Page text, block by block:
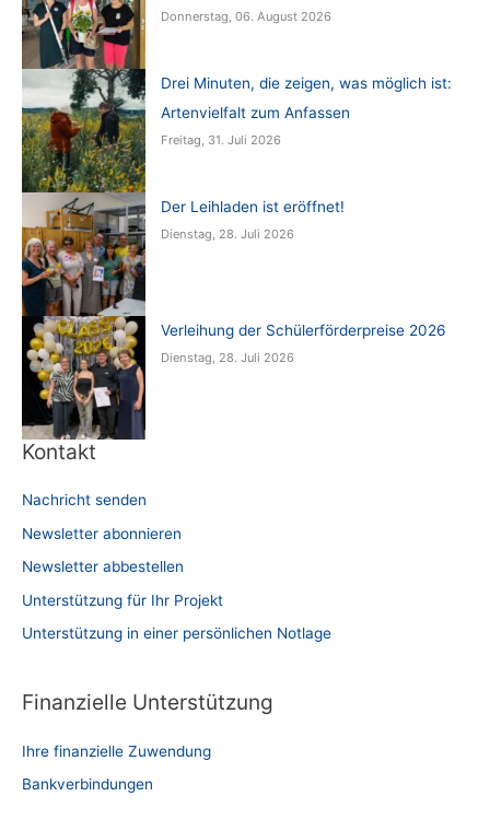
Donnerstag, 06. August 2026
Drei Minuten, die zeigen, was möglich ist:
Artenvielfalt zum Anfassen
Freitag, 31. Juli 2026
Der Leihladen ist eröffnet!
Dienstag, 28. Juli 2026
Verleihung der Schülerförderpreise 2026
Dienstag, 28. Juli 2026
Kontakt
Nachricht senden
Newsletter abonnieren
Newsletter abbestellen
Unterstützung für Ihr Projekt
Unterstützung in einer persönlichen Notlage
Finanzielle Unterstützung
Ihre finanzielle Zuwendung
Bankverbindungen